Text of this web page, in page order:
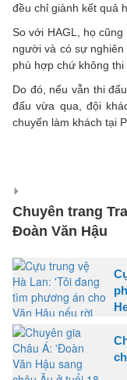
đều chỉ giành kết quả
So với HAGL, họ
người và có sự
phù hợp chứ không
Do đó, nếu vẫn thi
đấu vừa qua, đội
chuyến làm khách tại
Chuyên trang
Đoàn Văn Hậu